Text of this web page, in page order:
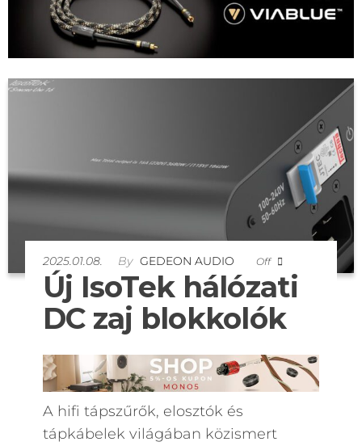
2025.01.08. By GEDEON AUDIO Off
Új IsoTek hálózati
DC zaj blokkolók
A hifi tápszűrők, elosztók és
tápkábelek világában közismert